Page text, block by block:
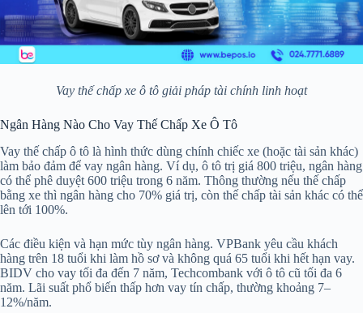
Vay thế chấp xe ô tô giải pháp tài chính linh hoạt
Ngân Hàng Nào Cho Vay Thế Chấp Xe Ô Tô
Vay thế chấp ô tô là hình thức dùng chính chiếc xe (hoặc tài sản khác)
làm bảo đảm để vay ngân hàng. Ví dụ, ô tô trị giá 800 triệu, ngân hàng
có thể phê duyệt 600 triệu trong 6 năm. Thông thường nếu thế chấp
bằng xe thì ngân hàng cho 70% giá trị, còn thế chấp tài sản khác có thể
lên tới 100%.
Các điều kiện và hạn mức tùy ngân hàng. VPBank yêu cầu khách
hàng trên 18 tuổi khi làm hồ sơ và không quá 65 tuổi khi hết hạn vay.
BIDV cho vay tối đa đến 7 năm, Techcombank với ô tô cũ tối đa 6
năm. Lãi suất phổ biến thấp hơn vay tín chấp, thường khoảng 7–
12%/năm.